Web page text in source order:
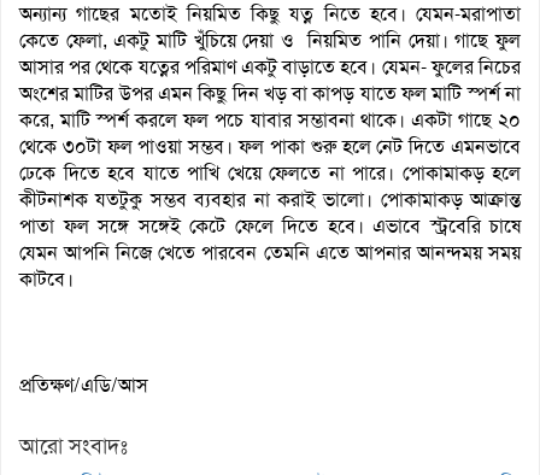
অন্যান্য গাছের মতোই নিয়মিত কিছু যত্ন নিতে হবে। যেমন-মরাপাতা
কেতে ফেলা, একটু মাটি খুঁচিয়ে দেয়া ও নিয়মিত পানি দেয়া। গাছে ফুল
আসার পর থেকে যত্নের পরিমাণ একটু বাড়াতে হবে। যেমন- ফুলের নিচের
অংশের মাটির উপর এমন কিছু দিন খড় বা কাপড় যাতে ফল মাটি স্পর্শ না
করে, মাটি স্পর্শ করলে ফল পচে যাবার সম্ভাবনা থাকে। একটা গাছে ২০
থেকে ৩০টা ফল পাওয়া সম্ভব। ফল পাকা শুরু হলে নেট দিতে এমনভাবে
ঢেকে দিতে হবে যাতে পাখি খেয়ে ফেলতে না পারে। পোকামাকড় হলে
কীটনাশক যতটুকু সম্ভব ব্যবহার না করাই ভালো। পোকামাকড় আক্রান্ত
পাতা ফল সঙ্গে সঙ্গেই কেটে ফেলে দিতে হবে। এভাবে স্ট্রবেরি চাষে
যেমন আপনি নিজে খেতে পারবেন তেমনি এতে আপনার আনন্দময় সময়
কাটবে।
প্রতিক্ষণ/এডি/আস
আরো সংবাদঃ